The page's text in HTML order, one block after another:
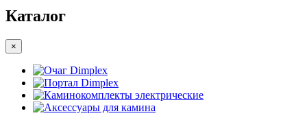
Каталог
×
Очаг Dimplex
Портал Dimplex
Каминокомплекты электрические
Аксессуары для камина